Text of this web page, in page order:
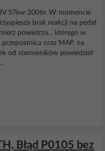
57kw 2006r. W momencie
brak reakcji na pedał
powietrza... którego w
oraz MAP, na
od sterowników powiedział
Błąd P0105 bez